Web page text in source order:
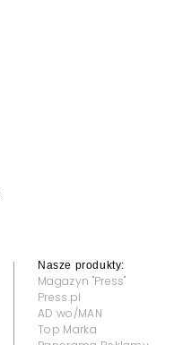
Nasze produkty:
Magazyn "Press"
Press.pl
AD wo/MAN
Top Marka